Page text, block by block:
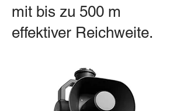
mit bis zu 500 m
effektiver Reichweite.